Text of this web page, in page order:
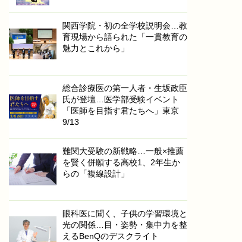
関西学院・初の全学校説明会…教
育現場から語られた「一貫教育の
魅力とこれから」
総合診療医の第一人者・生坂政臣
氏が登壇…医学部受験イベント
「医師を目指す君たちへ」東京
9/13
難関大受験の新戦略…一般×推薦
を賢く併願する高校1、2年生か
らの「複線設計」
眼科医に聞く、子供の学習環境と
光の関係…目・姿勢・集中力を整
えるBenQのデスクライト